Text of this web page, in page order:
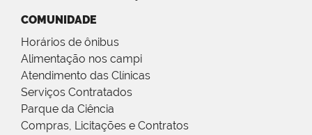
COMUNIDADE
Horários de ônibus
Alimentação nos campi
Atendimento das Clínicas
Serviços Contratados
Parque da Ciência
Compras, Licitações e Contratos